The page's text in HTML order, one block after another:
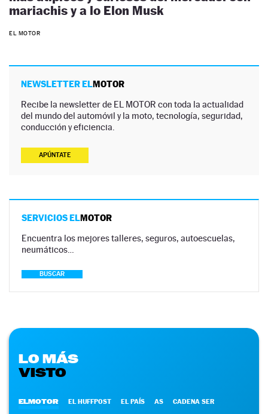
mariachis y a lo Elon Musk
EL MOTOR
NEWSLETTER ELMOTOR
Recibe la newsletter de EL MOTOR con toda la actualidad
del mundo del automóvil y la moto, tecnología, seguridad,
conducción y eficiencia.
APÚNTATE
SERVICIOS ELMOTOR
Encuentra los mejores talleres, seguros, autoescuelas,
neumáticos…
BUSCAR
LO MÁS
VISTO
ELMOTOR EL HUFFPOST EL PAÍS AS CADENA SER